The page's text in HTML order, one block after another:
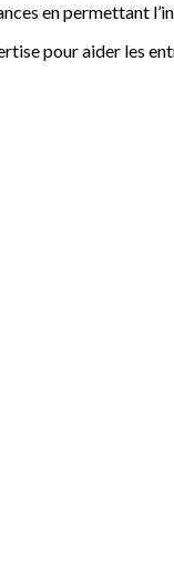
en permettant
pour aider les